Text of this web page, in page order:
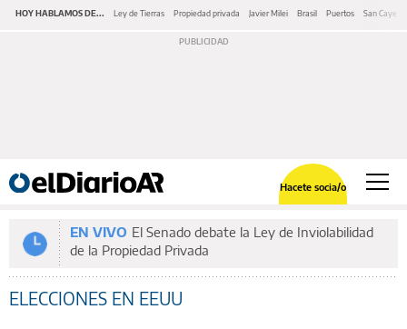
HOY HABLAMOS DE... Ley de Tierras Propiedad privada Javier Milei Brasil Puertos San
Hacete socia/o
EN VIVO El Senado debate la Ley de Inviolabilidad
de la Propiedad Privada
ELECCIONES EN EEUU